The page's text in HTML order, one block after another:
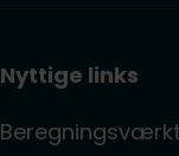
Nyttige links